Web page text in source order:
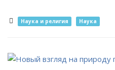
Наука и религия Наука